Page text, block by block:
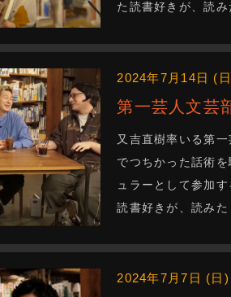
た読書好きが、読
2024年7月14日 (
第一芸人文
又吉直樹率いる第
でつちかった話術
ュラーとして参加
読書好きが、読み
2024年7月7日 (日